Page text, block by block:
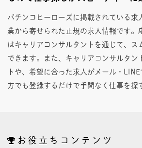
パチンコヒーローズに掲載されている求
業から寄せられた正規の求人情報です。
はキャリアコンサルタントを通じて、ス
できます。また、キャリアコンサルタン
トや、希望に合った求人がメール・
方でも登録するだけで手間なく仕事を探
お役立ちコンテンツ